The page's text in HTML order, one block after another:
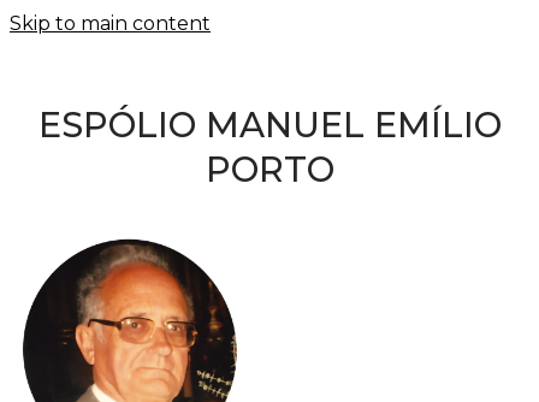
Skip to main content
ESPÓLIO MANUEL EMÍLIO
PORTO